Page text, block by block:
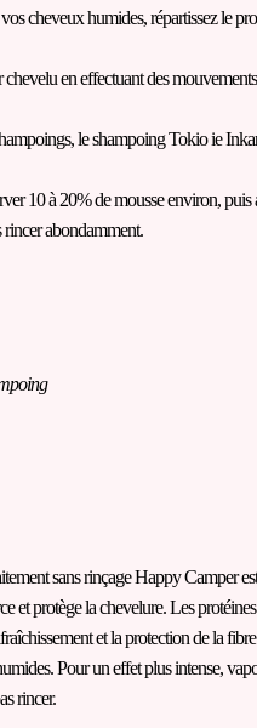
cheveux humides, répartissez le
en effectuant des
le shampoing Tokio ie
10 à 20% de mousse environ,
rincer abondamment.
sans rinçage Happy Camper
et protège la chevelure. Les
et la protection de la
Pour un effet plus intense,
rincer.